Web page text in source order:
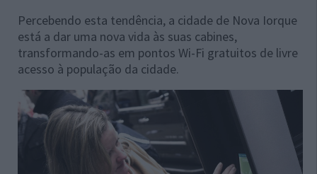
Percebendo esta tendência, a cidade de Nova Iorque
está a dar uma nova vida às suas cabines,
transformando-as em pontos Wi-Fi gratuitos de livre
acesso à população da cidade.